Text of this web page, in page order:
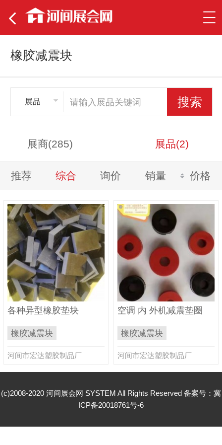
橡胶减震块
展品
展商(285) 展品(2)
推荐 综合 询价 销量 价格
各种异型橡胶垫块
橡胶减震块
河间市宏达塑胶制品厂
空调 内 外机减震垫圈
橡胶减震块
河间市宏达塑胶制品厂
(c)2008-2020 河间展会网 SYSTEM All Rights Reserved 备案号： 冀
ICP备20018761号-6